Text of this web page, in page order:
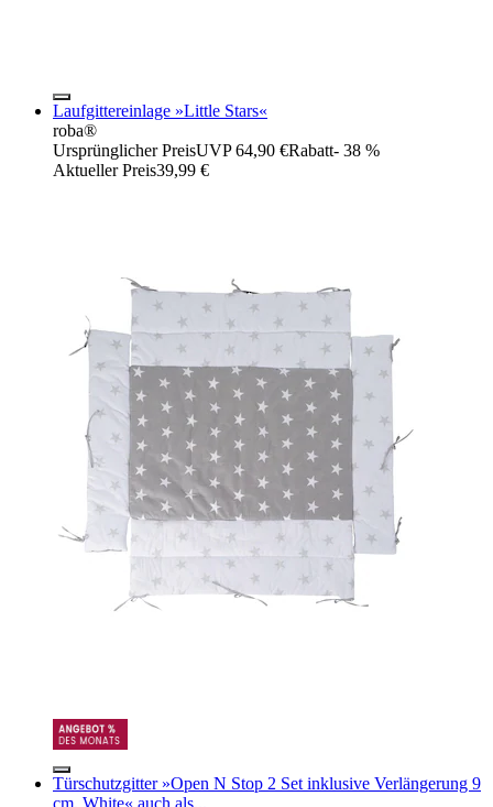
Laufgittereinlage »Little Stars«
roba®
Ursprünglicher PreisUVP 64,90 €Rabatt- 38 %
Aktueller Preis39,99 €
Türschutzgitter »Open N Stop 2 Set inklusive Verlängerung 9
cm, White« auch als...